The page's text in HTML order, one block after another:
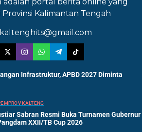
Kalimantan Tengah
kaltenghits@gmail.com
Infrastruktur, APBD 2027 Diminta
KALTENG
Sabran Resmi Buka Turnamen Gubernur
XXII/TB Cup 2026